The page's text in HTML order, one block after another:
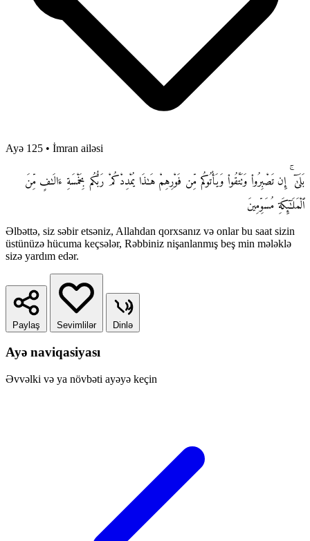
Ayə 125 • İmran ailəsi
بَلَىٰٓ ۚ إِن تَصْبِرُوا۟ وَتَتَّقُوا۟ وَيَأْتُوكُم مِّن فَوْرِهِمْ هَـٰذَا يُمْدِدْكُمْ رَبُّكُم بِخَمْسَةِ ءَالَـٰفٍ مِّنَ
ٱلْمَلَـٰٓئِكَةِ مُسَوِّمِينَ
Əlbəttə, siz səbir etsəniz, Allahdan qorxsanız və onlar bu saat sizin
üstünüzə hücuma keçsələr, Rəbbiniz nişanlanmış beş min mələklə
sizə yardım edər.
Paylaş Sevimlilər Dinlə
Ayə naviqasiyası
Əvvəlki və ya növbəti ayəyə keçin